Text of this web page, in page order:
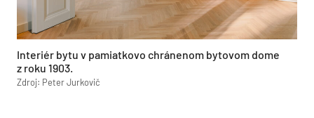
Interiér bytu v pamiatkovo chránenom bytovom dome
z roku 1903.
Zdroj: Peter Jurkovič